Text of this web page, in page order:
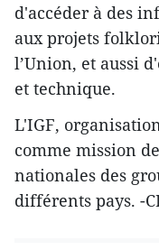
d'accéder à des
aux projets
l’Union, et aussi
et technique.
L'IGF,
comme mission
nationales des
différents pays. -